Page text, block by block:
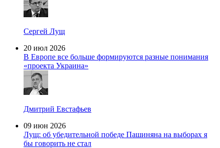
Сергей Лущ
20 июл 2026
В Европе все больше формируются разные понимания
«проекта Украина»
Дмитрий Евстафьев
09 июн 2026
Лущ: об убедительной победе Пашиняна на выборах я
бы говорить не стал